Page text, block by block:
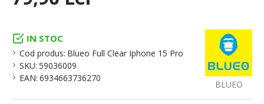
IN STOC
Cod produs: Blueo Full Clear Iphone 15 Pro
SKU: 59036009
EAN: 6934663736270
BLUEO